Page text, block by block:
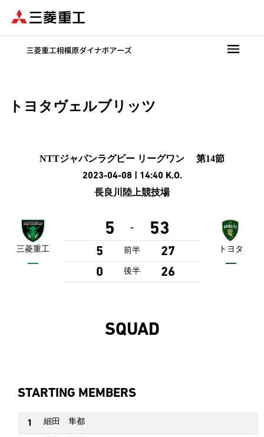
ン
トヨタヴェルブリッツ
NTTジャパンラグビー リーグワン 第14節
2023-04-08 | 14:40 K.O.
長良川陸上競技場
三菱重工
5 - 53
5 前半
27
0
後半 26
トヨタ
SQUAD
STARTING MEMBERS
1 細田 隼都